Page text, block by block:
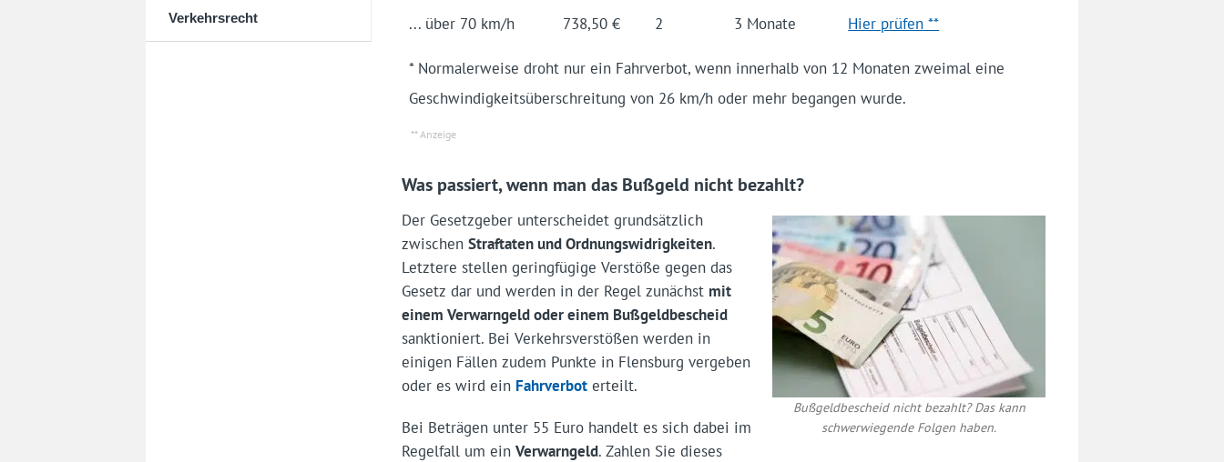
Verkehrsrecht ... über 70 km/h 738,50 € 2 3 Monate Hier prüfen **
* Normalerweise droht nur ein Fahrverbot, wenn innerhalb von 12 Monaten zweimal eine
Geschwindigkeitsüberschreitung von 26 km/h oder mehr begangen wurde.
Was passiert, wenn man das Bußgeld nicht bezahlt?
Bußgeldbescheid nicht bezahlt? Das kann
schwerwiegende Folgen haben.
Der Gesetzgeber unterscheidet grundsätzlich
zwischen Straftaten und Ordnungswidrigkeiten.
Letztere stellen geringfügige Verstöße gegen das
Gesetz dar und werden in der Regel zunächst mit
einem Verwarngeld oder einem Bußgeldbescheid
sanktioniert. Bei Verkehrsverstößen werden in
einigen Fällen zudem Punkte in Flensburg vergeben
oder es wird ein Fahrverboterteilt.
Bei Beträgen unter 55 Euro handelt es sich dabei im
Regelfall um ein Verwarngeld. Zahlen Sie dieses